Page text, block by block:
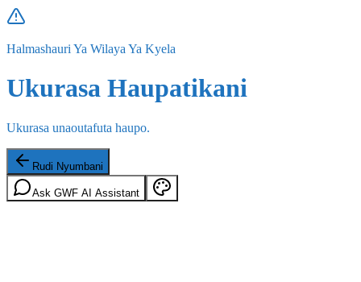
Halmashauri Ya Wilaya Ya Kyela
Ukurasa Haupatikani
Ukurasa unaoutafuta haupo.
Rudi Nyumbani
Ask GWF AI Assistant